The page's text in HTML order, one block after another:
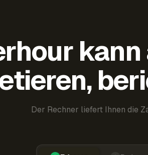
Der Rechner liefert Ihnen die